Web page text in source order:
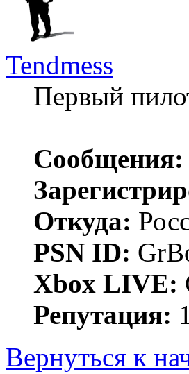
Tendmess
Первый
Сообщения:
Откуда:
PSN ID:
Xbox LIVE:
Репутация:
Вернуться к